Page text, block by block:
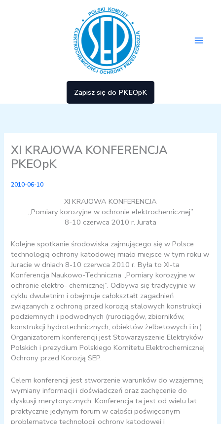
Zapisz się do PKEOpK
XI KRAJOWA KONFERENCJA
PKEOpK
2010-06-10
XI KRAJOWA KONFERENCJA
„Pomiary korozyjne w ochronie elektrochemicznej”
8-10 czerwca 2010 r. Jurata
Kolejne spotkanie środowiska zajmującego się w Polsce
technologią ochrony katodowej miało miejsce w tym roku w
Juracie w dniach 8-10 czerwca 2010 r. Była to XI-ta
Konferencja Naukowo-Techniczna „Pomiary korozyjne w
ochronie elektro- chemicznej”. Odbywa się tradycyjnie w
cyklu dwuletnim i obejmuje całokształt zagadnień
związanych z ochroną przed korozją stalowych konstrukcji
podziemnych i podwodnych (rurociągów, zbiorników,
konstrukcji hydrotechnicznych, obiektów żelbetowych i in.).
Organizatorem konferencji jest Stowarzyszenie Elektryków
Polskich i prezydium Polskiego Komitetu Elektrochemicznej
Ochrony przed Korozją SEP.
Celem konferencji jest stworzenie warunków do wzajemnej
wymiany informacji i doświadczeń oraz zachęcenie do
dyskusji merytorycznych. Konferencja ta jest od wielu lat
praktycznie jedynym forum w całości poświęconym
problematyce technologii ochrony katodowej i